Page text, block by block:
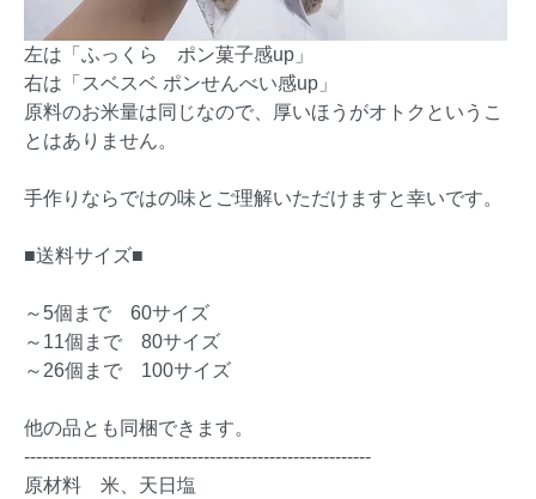
左は「ふっくら ポン菓子感up」
右は「スベスベ ポンせんべい感up」
原料のお米量は同じなので、厚いほうがオトクというこ
とはありません。
手作りならではの味とご理解いただけますと幸いです。
■送料サイズ■
～5個まで 60サイズ
～11個まで 80サイズ
～26個まで 100サイズ
他の品とも同梱できます。
----------------------------------------------------------
原材料 米、天日塩